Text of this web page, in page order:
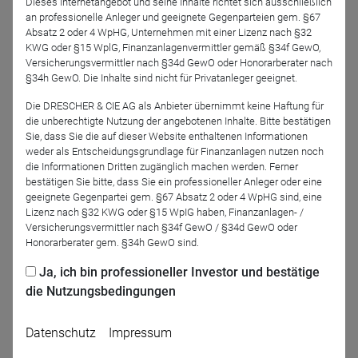
www.fondsfibel.de
Referenten
Christian Fastenrath
Moderation
an professionelle Anleger und geeignete Gegenparteien gem. §67
Absatz 2 oder 4 WpHG, Unternehmen mit einer Lizenz nach §32
KWG oder §15 WplG, Finanzanlagenvermittler gemäß §34f GewO,
Versicherungsvermittler nach §34d GewO oder Honorarberater nach
§34h GewO. Die Inhalte sind nicht für Privatanleger geeignet.
Die DRESCHER & CIE AG als Anbieter übernimmt keine Haftung für
die unberechtigte Nutzung der angebotenen Inhalte. Bitte bestätigen
Sie, dass Sie die auf dieser Website enthaltenen Informationen
weder als Entscheidungsgrundlage für Finanzanlagen nutzen noch
die Informationen Dritten zugänglich machen werden. Ferner
bestätigen Sie bitte, dass Sie ein professioneller Anleger oder eine
geeignete Gegenpartei gem. §67 Absatz 2 oder 4 WpHG sind, eine
Lizenz nach §32 KWG oder §15 WpIG haben, Finanzanlagen- /
Versicherungsvermittler nach §34f GewO / §34d GewO oder
Honorarberater gem. §34h GewO sind.
Ja, ich bin professioneller Investor und bestätige
die Nutzungsbedingungen
Datenschutz Impressum